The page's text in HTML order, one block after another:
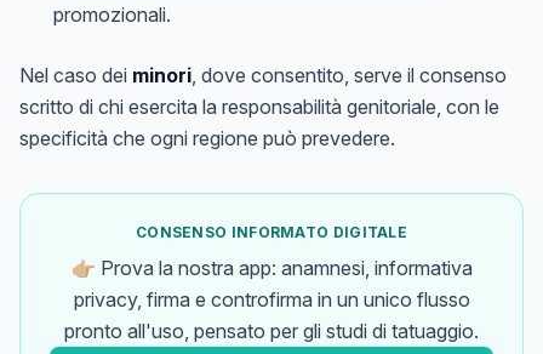
promozionali.
Nel caso dei minori, dove consentito, serve il consenso
scritto di chi esercita la responsabilità genitoriale, con le
specificità che ogni regione può prevedere.
CONSENSO INFORMATO DIGITALE
👉🏼 Prova la nostra app: anamnesi, informativa
privacy, firma e controfirma in un unico flusso
pronto all'uso, pensato per gli studi di tatuaggio.